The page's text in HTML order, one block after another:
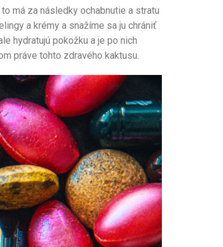
má za následky ochabnutie a stratu
a krémy a snažíme sa ju chrániť
hydratujú pokožku a je po nich
práve tohto zdravého kaktusu.